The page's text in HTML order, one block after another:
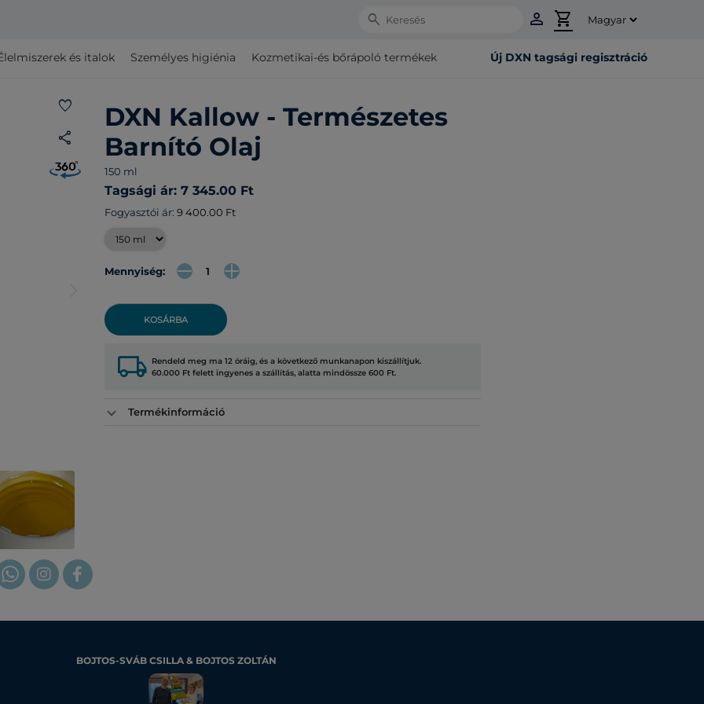
Search person shopping_cart
és italok Személyes higiénia Kozmetikai-és bőrápoló termékek Új DXN tagsági regisztráció
favorite
share
DXN Kallow - Természetes
Barnító Olaj
150 ml
Tagsági ár: 7 345.00 Ft
Fogyasztói ár: 9 400.00 Ft
Mennyiség:
KOSÁRBA
local_shipping Rendeld meg ma 12 óráig, és a következő munkanapon kiszállítjuk.
60.000 Ft felett ingyenes a szállítás, alatta mindössze 600 Ft.
Termékinformáció
BOJTOS-SVÁB CSILLA & BOJTOS ZOLTÁN